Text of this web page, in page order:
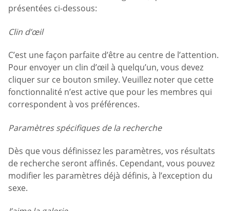
présentées ci-dessous:
Clin d’œil
C’est une façon parfaite d’être au centre de l’attention.
Pour envoyer un clin d’œil à quelqu’un, vous devez
cliquer sur ce bouton smiley. Veuillez noter que cette
fonctionnalité n’est active que pour les membres qui
correspondent à vos préférences.
Paramètres spécifiques de la recherche
Dès que vous définissez les paramètres, vos résultats
de recherche seront affinés. Cependant, vous pouvez
modifier les paramètres déjà définis, à l’exception du
sexe.